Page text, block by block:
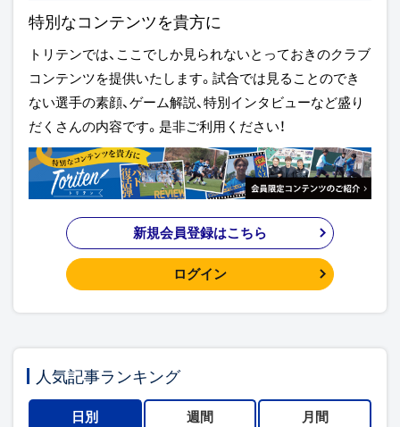
特別なコンテンツを貴方に
トリテンでは、ここでしか見られないとっておきのクラブ
コンテンツを提供いたします。試合では見ることのでき
ない選手の素顔、ゲーム解説、特別インタビューなど盛り
だくさんの内容です。是非ご利用ください！
新規会員登録はこちら
ログイン
人気記事ランキング
日別 週間 月間